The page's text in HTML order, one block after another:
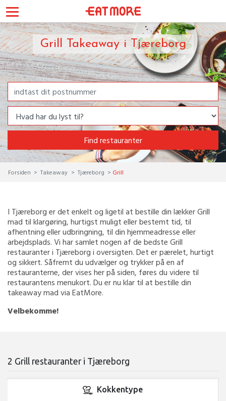
Grill Takeaway i Tjæreborg
Find restauranter
Forsiden Takeaway Tjæreborg Grill
I Tjæreborg er det enkelt og ligetil at bestille din lækker Grill
mad til klargøring, hurtigst muligt eller bestemt tid, til
afhentning eller udbringning, til din hjemmeadresse eller
arbejdsplads. Vi har samlet nogen af de bedste Grill
restauranter i Tjæreborg i oversigten. Det er pærelet, hurtigt
og sikkert. Såfremt du udvælger og trykker på en af
restauranterne, der vises her på siden, føres du videre til
restaurantens menukort. Du er nu klar til at bestille din
takeaway mad via EatMore.
Velbekomme!
2 Grill restauranter i Tjæreborg
Kokkentype